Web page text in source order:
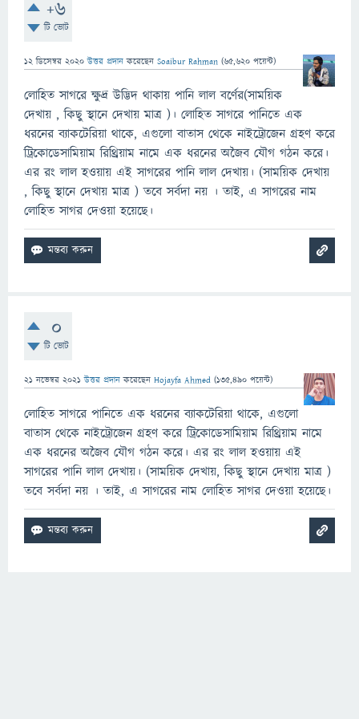
+6
টি ভোট
12 ডিসেম্বর 2020 উত্তর প্রদান করেছেন Soaibur Rahman (65,620 পয়েন্ট)
লোহিত সাগরে ক্ষুদ্র উদ্ভিদ থাকায় পানি লাল বর্ণের(সাময়িক
দেখায় , কিছু স্থানে দেখায় মাত্র )। লোহিত সাগরে পানিতে এক
ধরনের ব্যাকটেরিয়া থাকে, এগুলো বাতাস থেকে নাইট্রোজেন গ্রহণ করে
ট্রিকোডেসামিয়াম রিথ্রিয়াম নামে এক ধরনের অজৈব যৌগ গঠন করে।
এর রং লাল হওয়ায় এই সাগরের পানি লাল দেখায়। (সাময়িক দেখায়
, কিছু স্থানে দেখায় মাত্র ) তবে সর্বদা নয় । তাই, এ সাগরের নাম
লোহিত সাগর দেওয়া হয়েছে।
0
টি ভোট
21 নভেম্বর 2021 উত্তর প্রদান করেছেন Hojayfa Ahmed (135,490 পয়েন্ট)
লোহিত সাগরে পানিতে এক ধরনের ব্যাকটেরিয়া থাকে, এগুলো
বাতাস থেকে নাইট্রোজেন গ্রহণ করে ট্রিকোডেসামিয়াম রিথ্রিয়াম নামে
এক ধরনের অজৈব যৌগ গঠন করে। এর রং লাল হওয়ায় এই
সাগরের পানি লাল দেখায়। (সাময়িক দেখায়, কিছু স্থানে দেখায় মাত্র )
তবে সর্বদা নয় । তাই, এ সাগরের নাম লোহিত সাগর দেওয়া হয়েছে।